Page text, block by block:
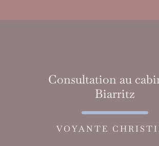
Consultation au
Biarritz
VOYANTE